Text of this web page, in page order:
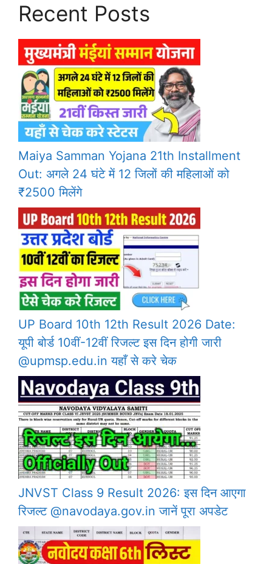
Recent Posts
Maiya Samman Yojana 21th Installment
Out: अगले 24 घंटे में 12 जिलों की महिलाओं को
₹2500 मिलेंगे
UP Board 10th 12th Result 2026 Date:
यूपी बोर्ड 10वीं-12वीं रिजल्ट इस दिन होगी जारी
@upmsp.edu.in यहाँ से करे चेक
JNVST Class 9 Result 2026: इस दिन आएगा
रिजल्ट @navodaya.gov.in जानें पूरा अपडेट